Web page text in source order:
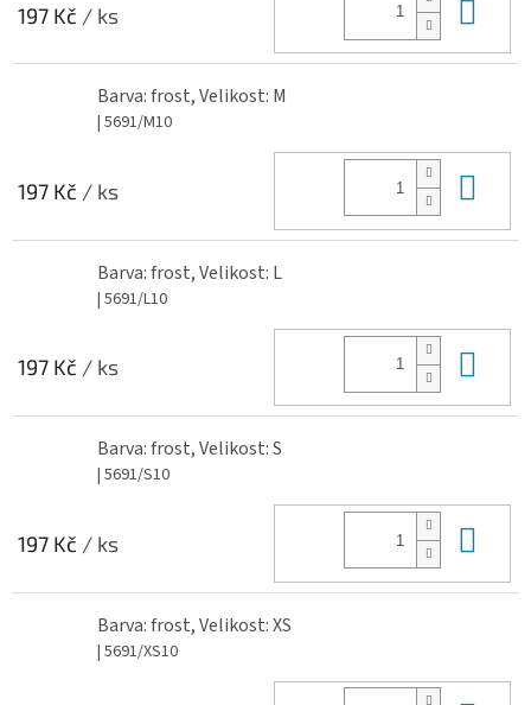
197 Kč / ks
Barva: frost, Velikost: M
| 5691/M10
197 Kč / ks
Barva: frost, Velikost: L
| 5691/L10
197 Kč / ks
Barva: frost, Velikost: S
| 5691/S10
197 Kč / ks
Barva: frost, Velikost: XS
| 5691/XS10